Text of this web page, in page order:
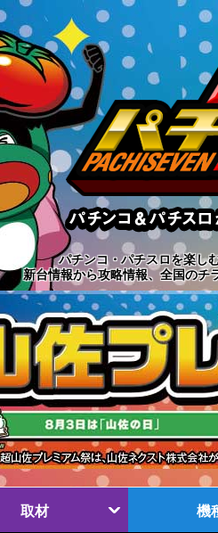
パチンコ・パチスロを楽し
新台情報から攻略情報、全国のチ
取材 機